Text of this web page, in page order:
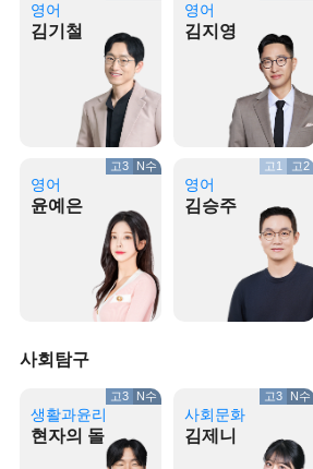
영어
김기철
영어
김지영
영어
윤예은
고3 N수
영어
김승주
고1 고2
사회탐구
생활과윤리
현자의 돌
고3 N수
사회문화
김제니
고3 N수